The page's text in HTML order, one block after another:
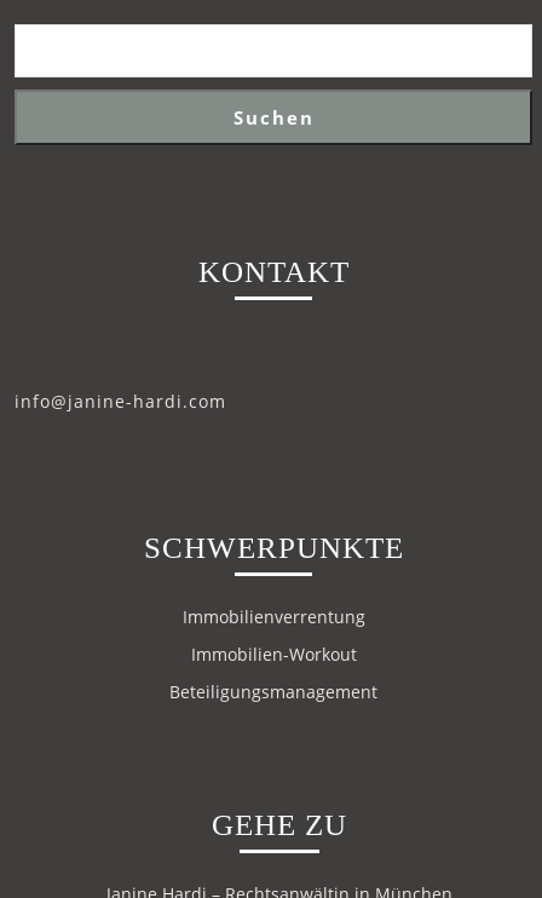
Suchen
KONTAKT
info@janine-hardi.com
SCHWERPUNKTE
Immobilienverrentung
Immobilien-Workout
Beteiligungsmanagement
GEHE ZU